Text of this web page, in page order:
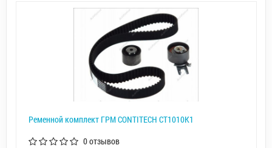
Ременной комплект ГРМ CONTITECH CT1010K1
0 отзывов